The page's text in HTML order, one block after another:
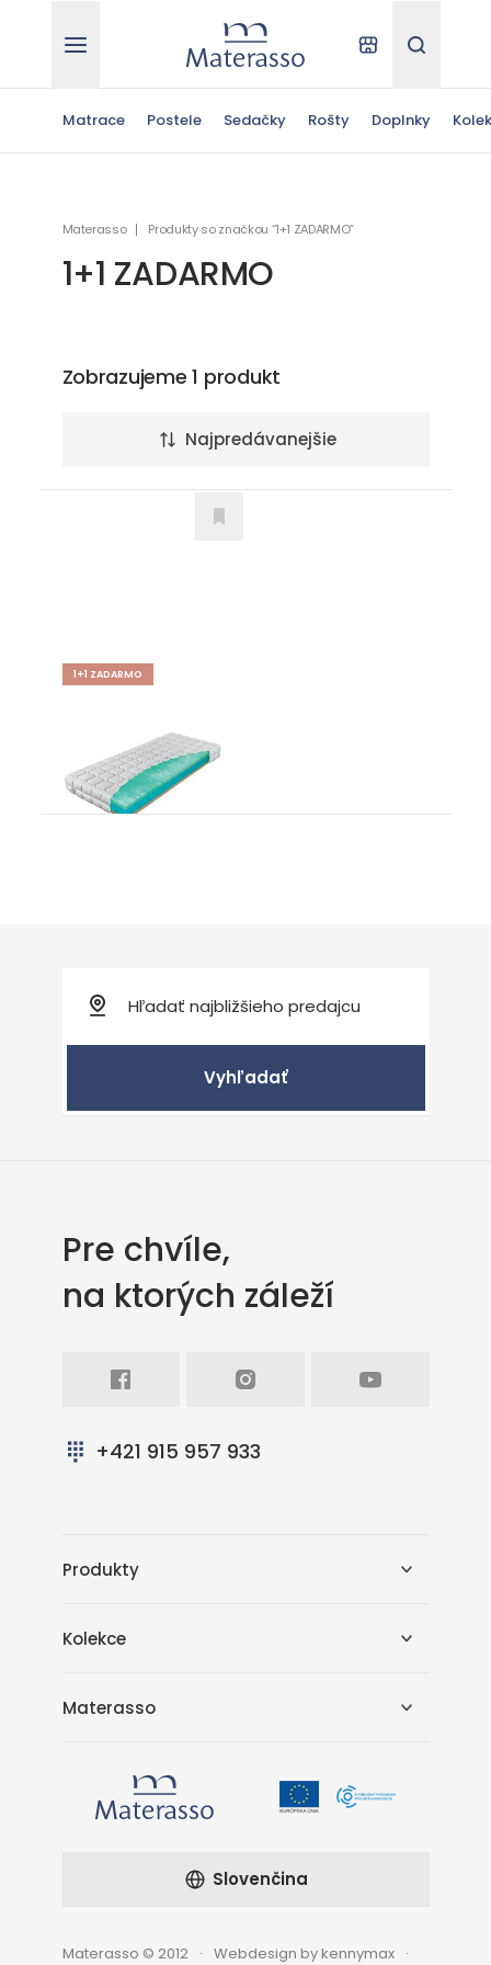
Materasso Kde kúpiťHľadať
Matrace Postele Sedačky Rošty Doplnky
Materasso Produkty so značkou “1+1 ZADARMO”
1+1 ZADARMO
Zobrazujeme 1 produkt
Najpredávanejšie
1+1 ZADARMO
od 983,00€
Vyhľadať
Pre chvíle,
na ktorých záleží
+421 915 957 933
Produkty
Kolekce
Materasso
Materasso © 2012 Webdesign by kennymax
Slovenčina